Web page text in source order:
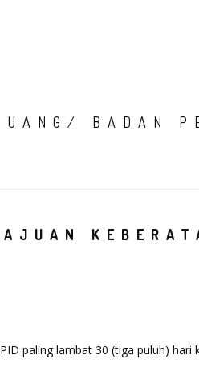
BADAN
paling lambat 30 (tiga puluh)